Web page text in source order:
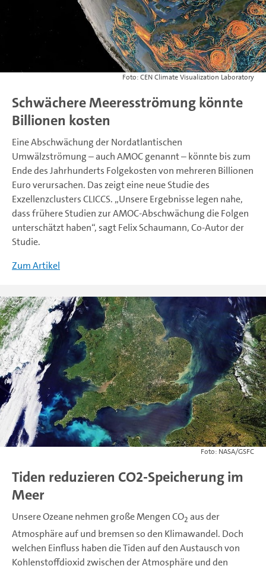
CEN Climate Visualization Laboratory
Schwächere Meeresströmung könnte
Billionen kosten
Eine Abschwächung der Nordatlantischen
Umwälzströmung – auch AMOC genannt – könnte bis zum
Ende des Jahrhunderts Folgekosten von mehreren Billionen
Euro verursachen. Das zeigt eine neue Studie des
Exzellenzclusters CLICCS. „Unsere Ergebnisse legen nahe,
dass frühere Studien zur AMOC-Abschwächung die Folgen
unterschätzt haben“, sagt Felix Schaumann, Co-Autor der
Studie.
Zum Artikel
NASA/GSFC
Tiden reduzieren CO2-Speicherung im
Meer
Unsere Ozeane nehmen große Mengen CO2 aus der
Atmosphäre auf und bremsen so den Klimawandel. Doch
welchen Einfluss haben die Tiden auf den Austausch von
Kohlenstoffdioxid zwischen der Atmosphäre und den